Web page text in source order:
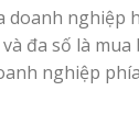
nghiệp
đa số là
nghiệp